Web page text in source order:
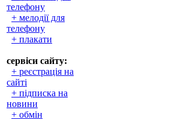
телефону
+ мелодії для
телефону
+ плакати
сервіси сайту:
+ реєстрація на
сайті
+ підписка на
новини
+ обмін